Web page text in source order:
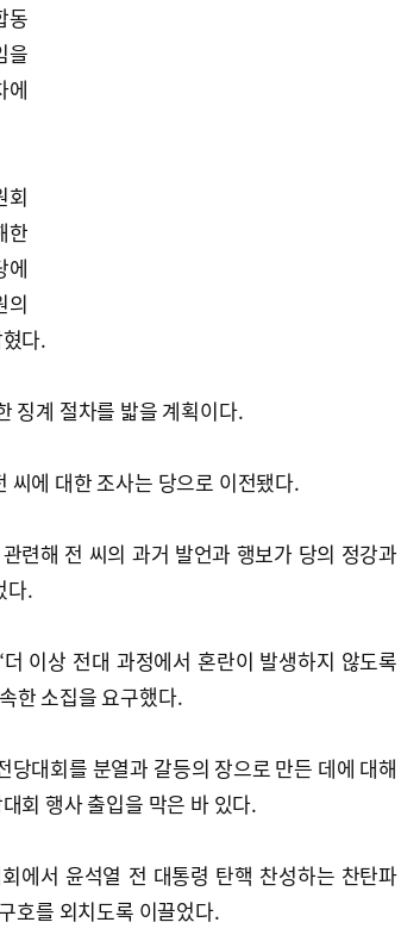
동
을
에
회
한
에
의
다.
징계 절차를 밟을 계획이다.
씨에 대한 조사는 당으로 이전됐다.
련해 전 씨의 과거 발언과 행보가 당의 정강과
다.
이상 전대 과정에서 혼란이 발생하지 않도록
한 소집을 요구했다.
당대회를 분열과 갈등의 장으로 만든 데에 대해
회 행사 출입을 막은 바 있다.
에서 윤석열 전 대통령 탄핵 찬성하는 찬탄파
호를 외치도록 이끌었다.